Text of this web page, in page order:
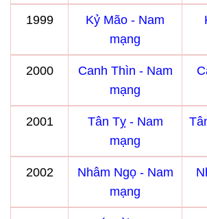
1999
Kỷ Mão - Nam
mạng
2000
Canh Thìn - Nam
mạng
2001
Tân Tỵ - Nam
mạng
2002
Nhâm Ngọ - Nam
mạng